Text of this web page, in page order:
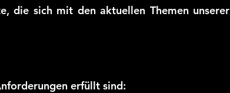
die sich mit den aktuellen Themen unserer
erfüllt sind: